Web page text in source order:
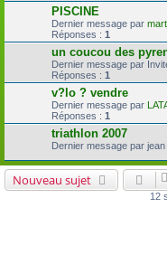
PISCINE
Dernier message par
Réponses : 1
un coucou des
Dernier message par
Réponses : 1
v?lo ? vendre
Dernier message par
Réponses : 1
triathlon 2007
Dernier message par
Nouveau sujet
12